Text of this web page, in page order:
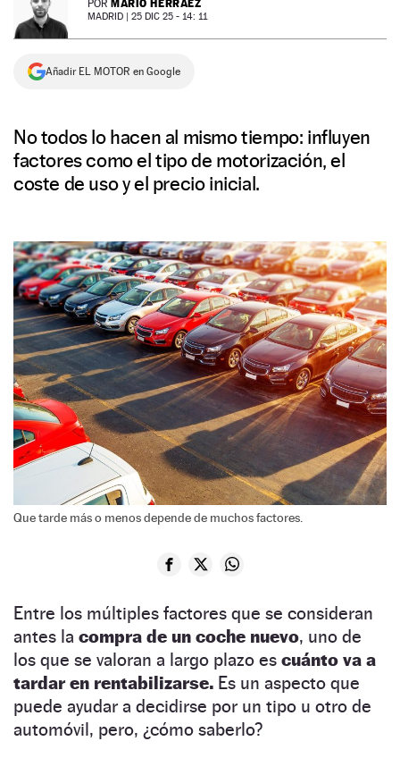
NEWSLETTER
SÍGUENOS
POR MARIO HERRÁEZ
MADRID | 25 DIC 25 - 14: 11
Añadir EL MOTOR en Google
No todos lo hacen al mismo tiempo: influyen
factores como el tipo de motorización, el
coste de uso y el precio inicial.
Que tarde más o menos depende de muchos factores.
Entre los múltiples factores que se consideran
antes la compra de un coche nuevo, uno de
los que se valoran a largo plazo es cuánto va a
tardar en rentabilizarse. Es un aspecto que
puede ayudar a decidirse por un tipo u otro de
automóvil, pero, ¿cómo saberlo?